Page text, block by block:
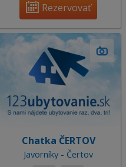
Rezervovať
Chatka ČERTOV
Javorníky - Čertov